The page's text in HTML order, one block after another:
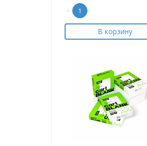
-
В корзину